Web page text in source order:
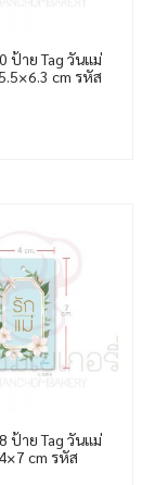
ป้าย Tag วันแม่
cm รหัส
ป้าย Tag วันแม่
cm รหัส